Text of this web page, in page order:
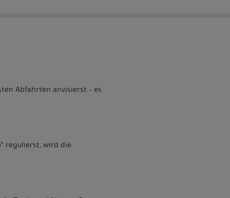
Abfahrten anvisierst – es
regulierst, wird die